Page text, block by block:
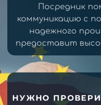
Посредник
коммуникацию с
надежного
предоставит
НУЖНО